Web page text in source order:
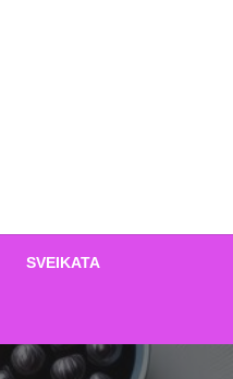
SVEIKATA